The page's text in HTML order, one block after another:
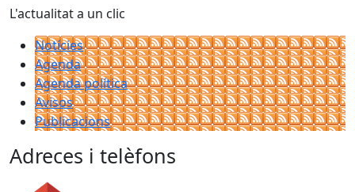
L'actualitat a un clic
Notícies
Agenda
Agenda política
Avisos
Publicacions
Adreces i telèfons